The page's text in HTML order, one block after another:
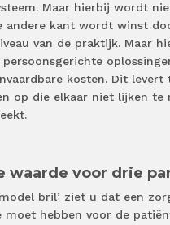
Maar hierbij wordt
andere kant wordt winst
van de praktijk. Maar
kosten. Dit levert
op die elkaar niet lijken te
waarde voor drie
bril’ ziet u dat een
moet hebben voor de